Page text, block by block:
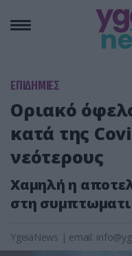
ΕΠΙΔΗΜΙΕΣ
Οριακό
κατά της
νεότερους
Χαμηλή η
στη
YgeiaNews | email: